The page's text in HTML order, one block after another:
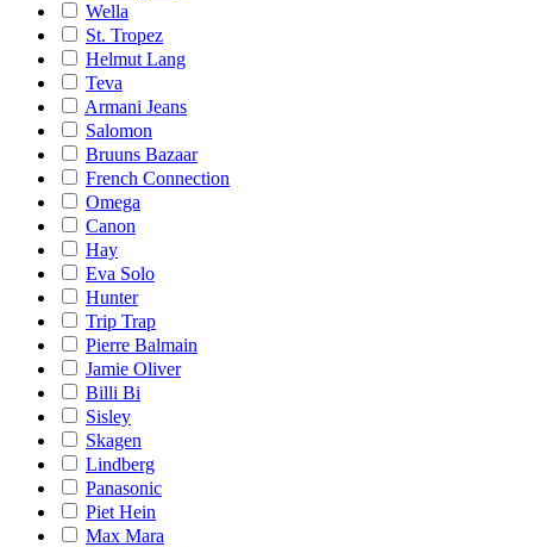
Wella
St. Tropez
Helmut Lang
Teva
Armani Jeans
Salomon
Bruuns Bazaar
French Connection
Omega
Canon
Hay
Eva Solo
Hunter
Trip Trap
Pierre Balmain
Jamie Oliver
Billi Bi
Sisley
Skagen
Lindberg
Panasonic
Piet Hein
Max Mara